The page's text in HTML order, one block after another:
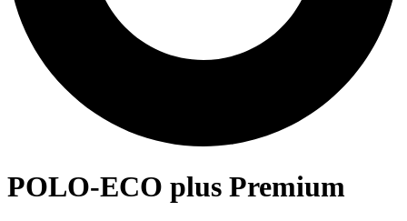
POLO-ECO plus Premium